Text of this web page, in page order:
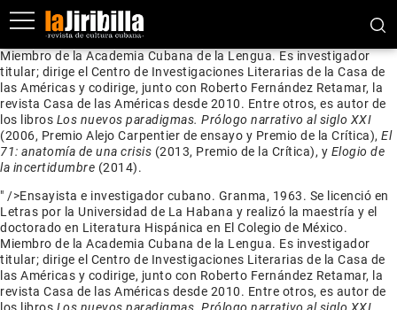
Ensayista e investigador cubano. Granma, 1963. Se licenció en
Letras por la Universidad de La Habana y realizó la maestría y el
doctorado en Literatura Hispánica en El Colegio de México.
Miembro de la Academia Cubana de la Lengua. Es investigador
titular; dirige el Centro de Investigaciones Literarias de la Casa de
las Américas y codirige, junto con Roberto Fernández Retamar, la
revista Casa de las Américas desde 2010. Entre otros, es autor de
los libros Los nuevos paradigmas. Prólogo narrativo al siglo XXI
(2006, Premio Alejo Carpentier de ensayo y Premio de la Crítica), El
71: anatomía de una crisis (2013, Premio de la Crítica), y Elogio de
la incertidumbre (2014).
" />Ensayista e investigador cubano. Granma, 1963. Se licenció en
Letras por la Universidad de La Habana y realizó la maestría y el
doctorado en Literatura Hispánica en El Colegio de México.
Miembro de la Academia Cubana de la Lengua. Es investigador
titular; dirige el Centro de Investigaciones Literarias de la Casa de
las Américas y codirige, junto con Roberto Fernández Retamar, la
revista Casa de las Américas desde 2010. Entre otros, es autor de